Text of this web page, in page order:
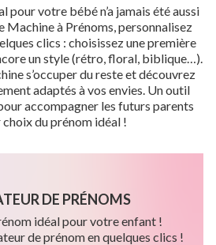
pour votre bébé n’a jamais été aussi
Machine à Prénoms, personnalisez
clics : choisissez une première
un style (rétro, floral, biblique…).
s’occuper du reste et découvrez
adaptés à vos envies. Un outil
accompagner les futurs parents
choix du prénom idéal !
DE PRÉNOMS
idéal pour votre enfant !
de prénom en quelques clics !